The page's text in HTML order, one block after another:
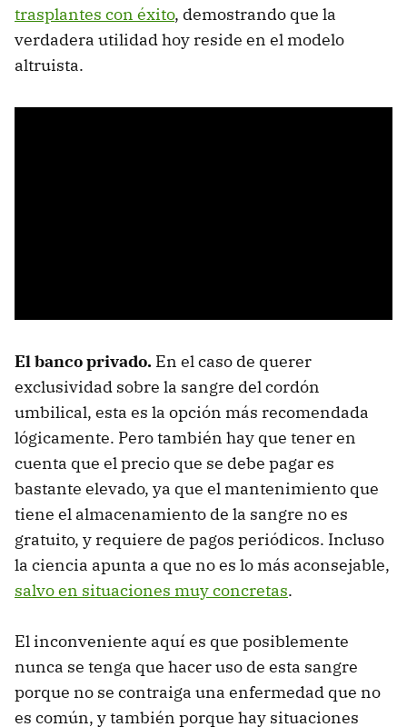
trasplantes con éxito, demostrando que la
verdadera utilidad hoy reside en el modelo
altruista.
El banco privado. En el caso de querer
exclusividad sobre la sangre del cordón
umbilical, esta es la opción más recomendada
lógicamente. Pero también hay que tener en
cuenta que el precio que se debe pagar es
bastante elevado, ya que el mantenimiento que
tiene el almacenamiento de la sangre no es
gratuito, y requiere de pagos periódicos. Incluso
la ciencia apunta a que no es lo más aconsejable,
salvo en situaciones muy concretas.
El inconveniente aquí es que posiblemente
nunca se tenga que hacer uso de esta sangre
porque no se contraiga una enfermedad que no
es común, y también porque hay situaciones